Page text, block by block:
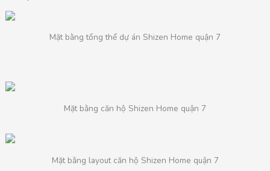
Mặt bằng tổng thể dự án Shizen Home quận 7
Mặt bằng căn hộ Shizen Home quận 7
Mặt bằng layout căn hộ Shizen Home quận 7